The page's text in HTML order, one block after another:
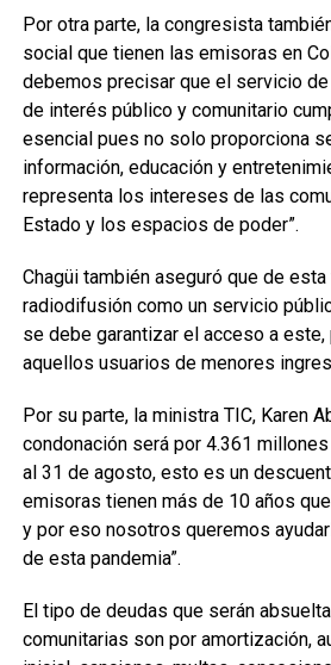
Por otra parte, la congresista
social que tienen las emisoras en
debemos precisar que el servicio
de interés público y comunitario
esencial pues no solo proporciona
información, educación y
representa los intereses de las
Estado y los espacios de poder”.
Chagüi también aseguró que de
radiodifusión como un servicio
se debe garantizar el acceso a este,
aquellos usuarios de menores
Por su parte, la ministra TIC, Karen
condonación será por 4.361
al 31 de agosto, esto es un
emisoras tienen más de 10 años
y por eso nosotros queremos
de esta pandemia”.
El tipo de deudas que serán
comunitarias son por amortización,